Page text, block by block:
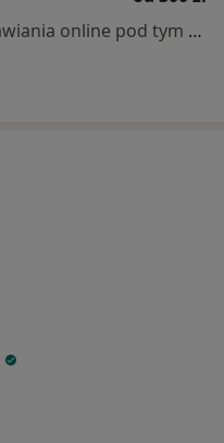
Specjalista nie oferuje umawiania online pod tym adresem.